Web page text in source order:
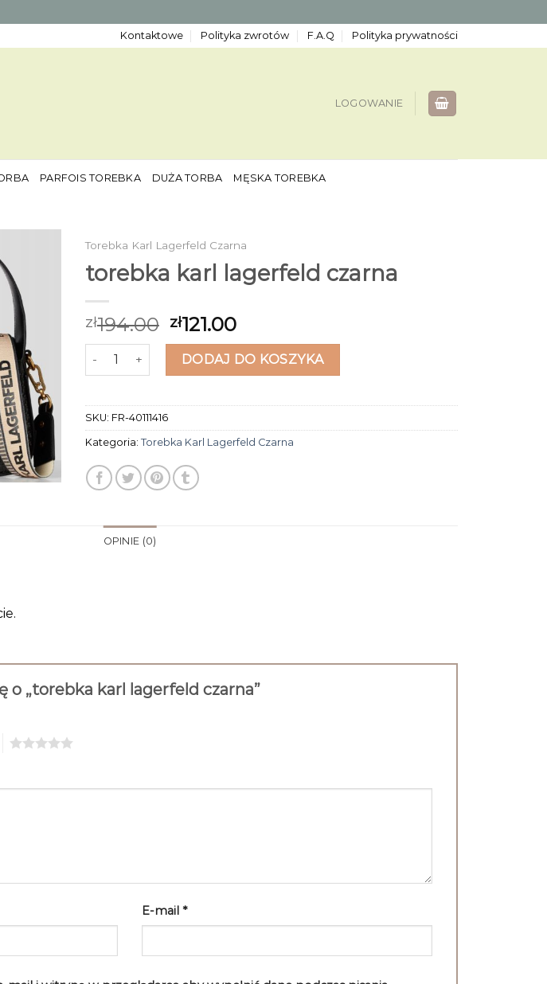
Kontaktowe Polityka zwrotów F.A.Q Polityka prywatności
LOGOWANIE
PARFOIS TOREBKA DUŻA TORBA MĘSKA TOREBKA
Torebka Karl Lagerfeld Czarna
torebka karl lagerfeld czarna
zł194.00 zł121.00
ilość torebka karl lagerfeld czarna
DODAJ DO KOSZYKA
SKU: FR-40111416
Kategoria: Torebka Karl Lagerfeld Czarna
OPINIE (0)
o „torebka karl lagerfeld czarna”
E-mail *